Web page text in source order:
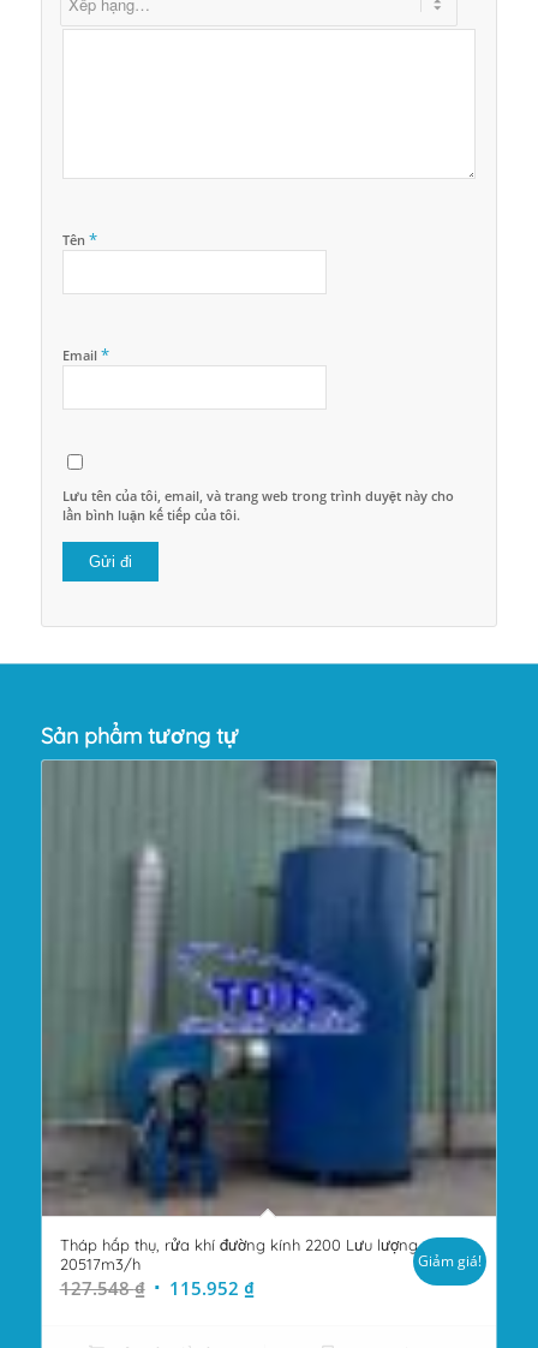
Tên *
Email *
Lưu tên của tôi, email, và trang web trong trình duyệt này cho
lần bình luận kế tiếp của tôi.
Sản phẩm tương tự
Tháp hấp thụ, rửa khí đường kính 2200 Lưu lượng
20517m3/h
127.548₫ Giá115.952 ₫Giá
Giảm giá!